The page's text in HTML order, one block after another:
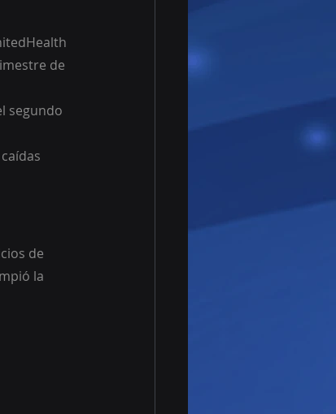
de
segundo
de
la